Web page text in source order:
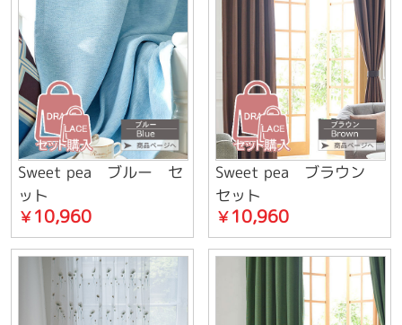
Sweet pea ブルー セ
ット
￥10,960
Sweet pea ブラウン
セット
￥10,960